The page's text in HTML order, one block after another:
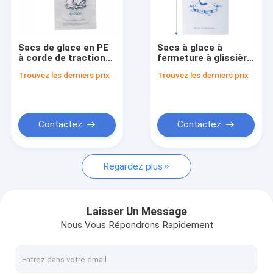
Visite d'usine
Demandez une citation
Poly sachet en plastique
sacs de rebut médicaux
Sacs de glace réutilisables
Sacs de glace en PE
à corde de traction
Trouvez les derniers prix
Contactez
Sacs à glace à
fermeture à glissière
réutilisable
Trouvez les derniers prix
Contactez
Regardez plus
Laisser Un Message
Nous Vous Répondrons Rapidement